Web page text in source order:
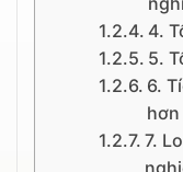
4.
5.
6.
hơn
7.